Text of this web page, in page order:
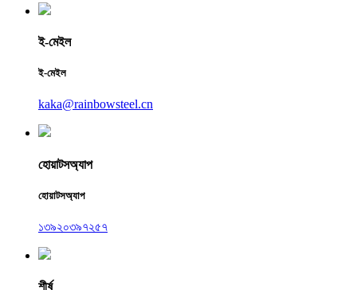
ই-মেইল
ই-মেইল
kaka@rainbowsteel.cn
হোয়াটসঅ্যাপ
হোয়াটসঅ্যাপ
১৩৯২০৩৯৭২৫৭
শীর্ষ